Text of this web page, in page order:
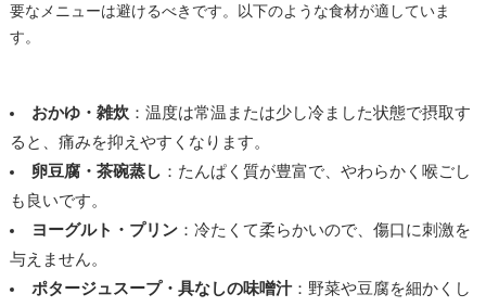
要なメニューは避けるべきです。以下のような食材が適していま
す。
おかゆ・雑炊：温度は常温または少し冷ました状態で摂取す
ると、痛みを抑えやすくなります。
卵豆腐・茶碗蒸し ：たんぱく質が豊富で、やわらかく喉ごし
も良いです。
ヨーグルト・プリン：冷たくて柔らかいので、傷口に刺激を
与えません。
ポタージュスープ・具なしの味噌汁：野菜や豆腐を細かくし